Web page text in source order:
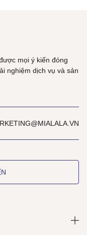
mọi ý kiến đóng
nghiệm dịch vụ và sản